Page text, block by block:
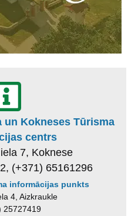
un Kokneses Tūrisma
centrs
7, Koknese
(+371) 65161296
informācijas punkts
4, Aizkraukle
25727419